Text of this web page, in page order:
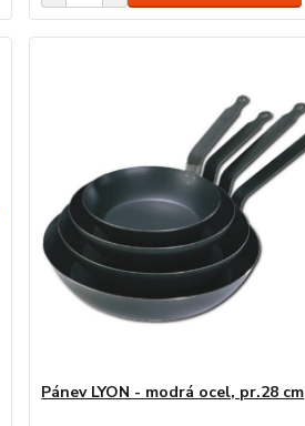
Pánev LYON - modrá ocel, pr.28 cm